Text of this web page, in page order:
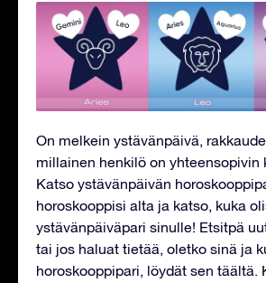
On melkein ystävänpäivä,
millainen henkilö on yhteensopivin
Katso ystävänpäivän
horoskooppisi alta ja katso, kuka
ystävänpäiväpari sinulle! Etsitpä
tai jos haluat tietää, oletko sinä ja
horoskooppipari, löydät sen täältä.